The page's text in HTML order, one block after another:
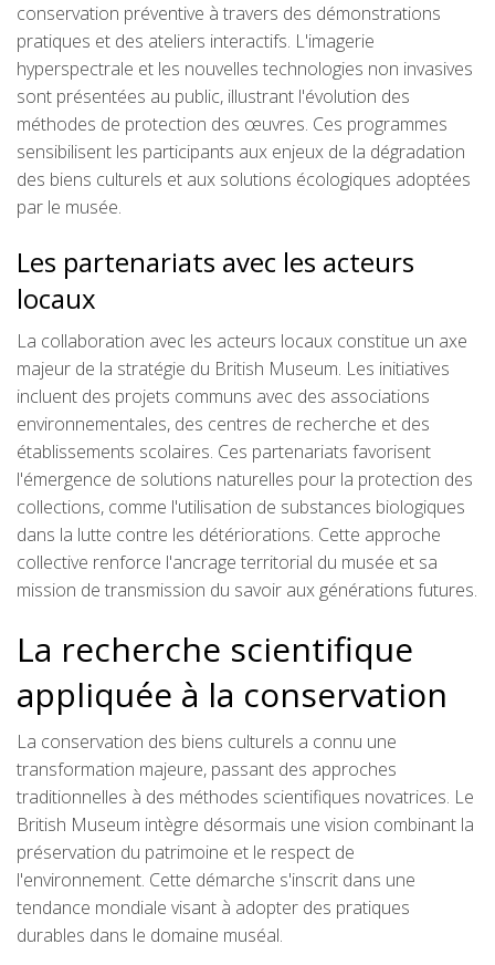
conservation préventive à travers des démonstrations
pratiques et des ateliers interactifs. L'imagerie
hyperspectrale et les nouvelles technologies non invasives
sont présentées au public, illustrant l'évolution des
méthodes de protection des œuvres. Ces programmes
sensibilisent les participants aux enjeux de la dégradation
des biens culturels et aux solutions écologiques adoptées
par le musée.
Les partenariats avec les acteurs
locaux
La collaboration avec les acteurs locaux constitue un axe
majeur de la stratégie du British Museum. Les initiatives
incluent des projets communs avec des associations
environnementales, des centres de recherche et des
établissements scolaires. Ces partenariats favorisent
l'émergence de solutions naturelles pour la protection des
collections, comme l'utilisation de substances biologiques
dans la lutte contre les détériorations. Cette approche
collective renforce l'ancrage territorial du musée et sa
mission de transmission du savoir aux générations futures.
La recherche scientifique
appliquée à la conservation
La conservation des biens culturels a connu une
transformation majeure, passant des approches
traditionnelles à des méthodes scientifiques novatrices. Le
British Museum intègre désormais une vision combinant la
préservation du patrimoine et le respect de
l'environnement. Cette démarche s'inscrit dans une
tendance mondiale visant à adopter des pratiques
durables dans le domaine muséal.